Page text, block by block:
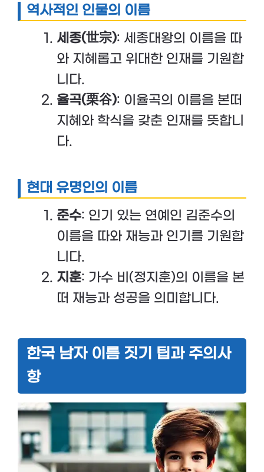
역사적인 인물의 이름
세종(世宗): 세종대왕의 이름을 따
와 지혜롭고 위대한 인재를 기원합
니다.
율곡(栗谷): 이율곡의 이름을 본떠
지혜와 학식을 갖춘 인재를 뜻합니
다.
현대 유명인의 이름
준수: 인기 있는 연예인 김준수의
이름을 따와 재능과 인기를 기원합
니다.
지훈: 가수 비(정지훈)의 이름을 본
떠 재능과 성공을 의미합니다.
한국 남자 이름 짓기 팁과 주의사
항